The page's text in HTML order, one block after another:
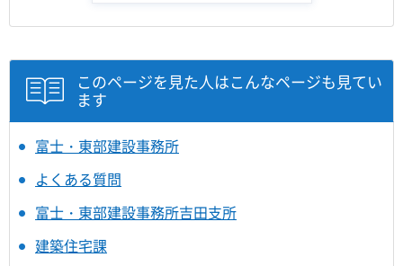
このページを見た人はこんなページも見てい
ます
富士・東部建設事務所
よくある質問
富士・東部建設事務所吉田支所
建築住宅課